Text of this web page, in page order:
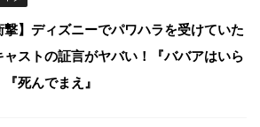
撃】ディズニーでパワハラを受けていた
ャストの証言がヤバい！『ババアはいら
死んでまえ』